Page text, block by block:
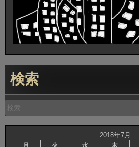
検索
検
索:
2018年7月